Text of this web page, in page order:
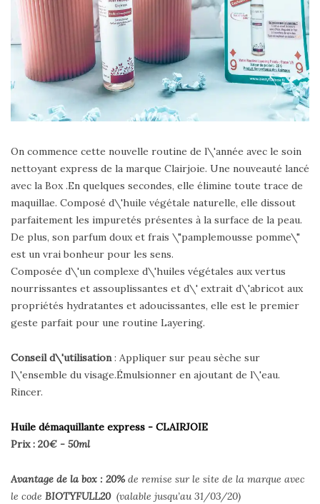
On commence cette nouvelle routine de l\'année avec le soin
nettoyant express de la marque Clairjoie. Une nouveauté lancé
avec la Box .En quelques secondes, elle élimine toute trace de
maquillae. Composé d\'huile végétale naturelle, elle dissout
parfaitement les impuretés présentes à la surface de la peau.
De plus, son parfum doux et frais \"pamplemousse pomme\"
est un vrai bonheur pour les sens.
Composée d\'un complexe d\'huiles végétales aux vertus
nourrissantes et assouplissantes et d\' extrait d\'abricot aux
propriétés hydratantes et adoucissantes, elle est le premier
geste parfait pour une routine Layering.
Conseil d\'utilisation: Appliquer sur peau sèche sur
l\'ensemble du visage.Émulsionner en ajoutant de l\'eau.
Rincer.
Huile démaquillante express - CLAIRJOIE
Prix : 20€ - 50ml
Avantage de la box : 20%de remise sur le site de la marque avec
le code BIOTYFULL20(valable jusqu’au 31/03/20)